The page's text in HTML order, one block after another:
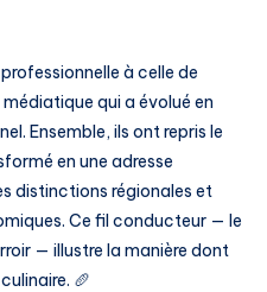
à celle de
qui a évolué en
Ensemble, ils ont repris le
en une adresse
distinctions régionales et
Ce fil conducteur — le
— illustre la manière dont
🥖